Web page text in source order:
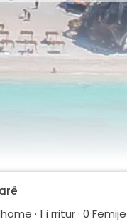
· 1 i rritur · 0 Fëmijë